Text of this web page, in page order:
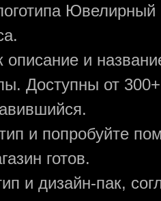
Ювелирный
описание и
Доступны от
и попробуйте
готов.
и дизайн-пак,